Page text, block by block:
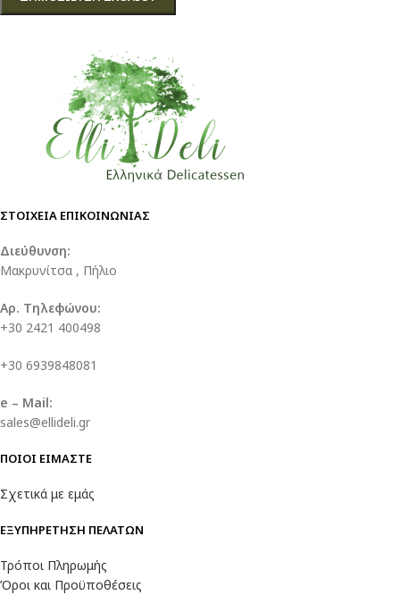
ΣΤΟΙΧΕΙΑ ΕΠΙΚΟΙΝΩΝΙΑΣ
Διεύθυνση:
Μακρυνίτσα , Πήλιο
Αρ. Τηλεφώνου:
+30 2421 400498
+30 6939848081
e – Mail:
sales@ellideli.gr
ΠΟΙΟΙ ΕΙΜΑΣΤΕ
Σχετικά με εμάς
ΕΞΥΠΗΡΕΤΗΣΗ ΠΕΛΑΤΩΝ
Τρόποι Πληρωμής
Όροι και Προϋποθέσεις